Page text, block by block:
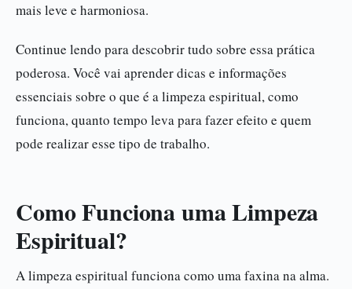
mais leve e harmoniosa.
Continue lendo para descobrir tudo sobre essa prática
poderosa. Você vai aprender dicas e informações
essenciais sobre o que é a limpeza espiritual, como
funciona, quanto tempo leva para fazer efeito e quem
pode realizar esse tipo de trabalho.
Como Funciona uma Limpeza
Espiritual?
A limpeza espiritual funciona como uma faxina na alma.